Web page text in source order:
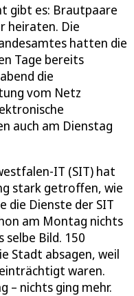
gibt es: Brautpaare
heiraten. Die
hatten die
Tage bereits
die
vom Netz
auch am Dienstag
IT (SIT) hat
stark getroffen, wie
die Dienste der SIT
am Montag nichts
selbe Bild. 150
Stadt absagen, weil
waren.
– nichts ging mehr.